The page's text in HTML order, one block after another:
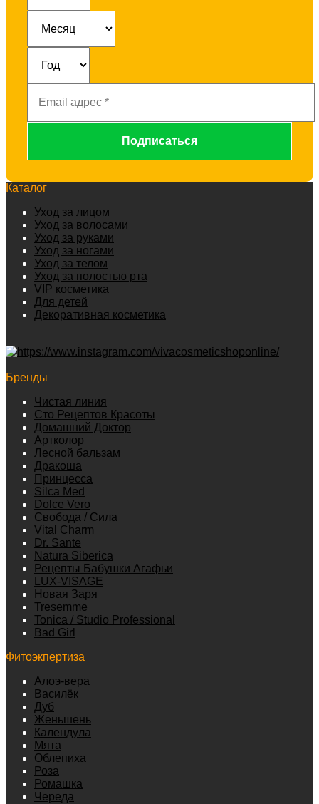
адрес
*
Каталог
Уход за лицом
Уход за волосами
Уход за руками
Уход за ногами
Уход за телом
Уход за полостью рта
VIP косметика
Для детей
Декоративная косметика
Бренды
Чистая линия
Сто Рецептов Красоты
Домашний Доктор
Артколор
Лесной бальзам
Дракоша
Принцесса
Silca Med
Dolce Vero
Свобода / Сила
Vital Charm
Dr. Sante
Natura Siberica
Рецепты Бабушки Агафьи
LUX-VISAGE
Новая Заря
Tresemme
Tonica / Studio Professional
Bad Girl
Фитоэкпертиза
Алоэ-вера
Василёк
Дуб
Женьшень
Календула
Мята
Облепиха
Роза
Ромашка
Череда